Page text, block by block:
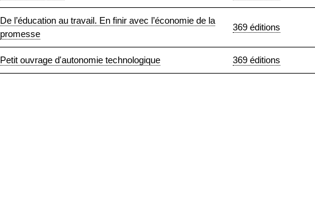
De l’éducation au travail. En finir avec l’économie de la
promesse
369 éditions
Petit ouvrage d'autonomie technologique 369 éditions